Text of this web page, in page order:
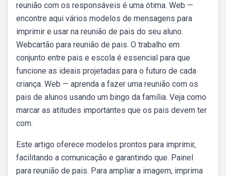
reunião com os responsáveis é uma ótima. Web —
encontre aqui vários modelos de mensagens para
imprimir e usar na reunião de pais do seu aluno.
Webcartão para reunião de pais. O trabalho em
conjunto entre pais e escola é essencial para que
funcione as ideais projetadas para o futuro de cada
criança. Web — aprenda a fazer uma reunião com os
pais de alunos usando um bingo da família. Veja como
marcar as atitudes importantes que os pais devem ter
com.
Este artigo oferece modelos prontos para imprimir,
facilitando a comunicação e garantindo que. Painel
para reunião de pais. Para ampliar a imagem, imprima